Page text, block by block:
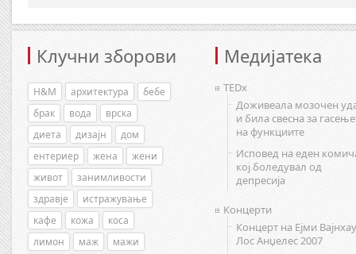
Клучни зборови
H&M архитектура
бебе
брак
вода
врска
диета
дизајн
дом
ентериер
жена
жени
живот
занимливости
здравје
истражување
кафе
кожа
коса
лимон
маж
мажи
Медијатека
TEDx
Доживеала мозочен
и била свесна за
на функциите
Исповед на еден
кој боледувал од
депресија
Концерти
Концерт на Ејми
Лос Анџелес 2007